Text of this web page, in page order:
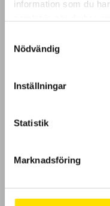
information som du
Nödvändig
Inställningar
Statistik
Marknadsföring